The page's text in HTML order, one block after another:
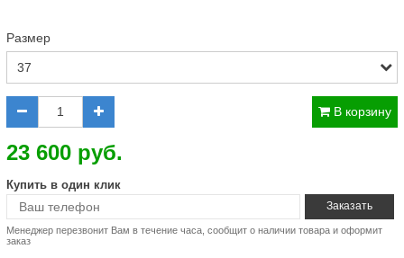
Размер
В корзину
23 600 руб.
Купить в один клик
Менеджер перезвонит Вам в течение часа, сообщит о наличии товара и оформит
заказ